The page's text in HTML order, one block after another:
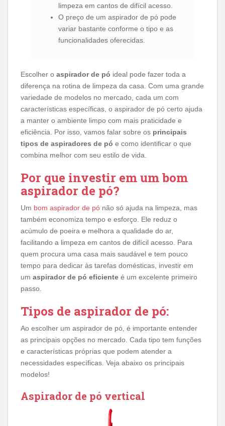
limpeza em cantos de difícil acesso.
O preço de um aspirador de pó pode
variar bastante conforme o tipo e as
funcionalidades oferecidas.
Escolher o aspirador de pó ideal pode fazer toda a
diferença na rotina de limpeza da casa. Com uma grande
variedade de modelos no mercado, cada um com
características específicas, o aspirador de pó certo ajuda
a manter o ambiente limpo com mais praticidade e
eficiência. Por isso, vamos falar sobre os principais
tipos de aspiradores de pó e como identificar o que
combina melhor com seu estilo de vida.
Por que investir em um bom
aspirador de pó?
Um bom aspirador de pó não só ajuda na limpeza, mas
também economiza tempo e esforço. Ele reduz o
acúmulo de poeira e melhora a qualidade do ar,
facilitando a limpeza em cantos de difícil acesso. Para
quem procura uma casa mais saudável e tem pouco
tempo para dedicar às tarefas domésticas, investir em
um aspirador de pó eficiente é um excelente primeiro
passo.
Tipos de aspirador de pó:
Ao escolher um aspirador de pó, é importante entender
as principais opções no mercado. Cada tipo tem funções
e características próprias que podem atender a
necessidades específicas. Veja abaixo os principais
modelos!
Aspirador de pó vertical